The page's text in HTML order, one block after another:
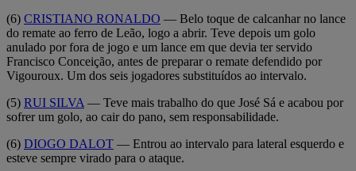
(6) CRISTIANO RONALDO — Belo toque de calcanhar no lance
do remate ao ferro de Leão, logo a abrir. Teve depois um golo
anulado por fora de jogo e um lance em que devia ter servido
Francisco Conceição, antes de preparar o remate defendido por
Vigouroux. Um dos seis jogadores substituídos ao intervalo.
(5) RUI SILVA — Teve mais trabalho do que José Sá e acabou por
sofrer um golo, ao cair do pano, sem responsabilidade.
(6) DIOGO DALOT — Entrou ao intervalo para lateral esquerdo e
esteve sempre virado para o ataque.